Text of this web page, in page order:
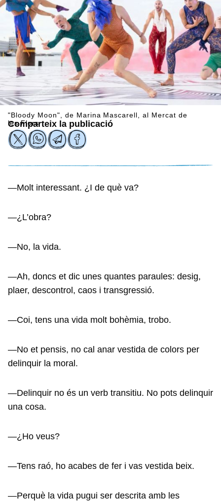
"Bloody Moon", de Marina Mascarell, al Mercat de
les Flors
Comparteix la publicació
—Molt interessant. ¿I de què va?
—¿L’obra?
—No, la vida.
—Ah, doncs et dic unes quantes paraules: desig,
plaer, descontrol, caos i transgressió.
—Coi, tens una vida molt bohèmia, trobo.
—No et pensis, no cal anar vestida de colors per
delinquir la moral.
—Delinquir no és un verb transitiu. No pots delinquir
una cosa.
—¿Ho veus?
—Tens raó, ho acabes de fer i vas vestida beix.
—Perquè la vida pugui ser descrita amb les